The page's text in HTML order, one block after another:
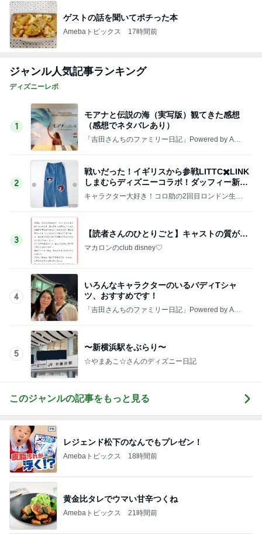
ゲストの話を聞いてポチった本
Amebaトピックス 17時間前
ジャンル人気記事ランキング
ディズニーレポ
1
モアナと伝説の海（実写版）観てきた感想
（感想でネタバレあり）
「吉田さんちのファミリー日記」Powered by Ame
2
戦いだった！イギリスから参戦LITTC✖️LINK
しまむらディズニーコラボ！ダッフィー新商
品の話
キャラクター大好き！コロ助の2回目ロンドン生活
3
【読者さんのひとりごと】キャストの質が…
マカロンのclub disney♡
4
いろんなキャラクターのいるバディTシャ
ツ、おすすめです！
「吉田さんちのファミリー日記」Powered by Ame
5
〜新横浜駅をぶらり〜
☆やまあこ☆さんのディズニー日記
このジャンルの記事をもっと見る
レジェンド松下のなんでもプレゼン！
Amebaトピックス 18時間前
黄金比タレでウマい甘辛つくね
Amebaトピックス 21時間前